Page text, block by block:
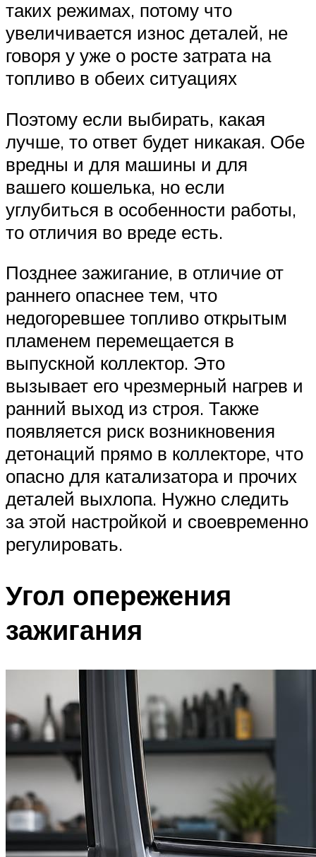
таких режимах, потому что
увеличивается износ деталей, не
говоря у уже о росте затрата на
топливо в обеих ситуациях
Поэтому если выбирать, какая
лучше, то ответ будет никакая. Обе
вредны и для машины и для
вашего кошелька, но если
углубиться в особенности работы,
то отличия во вреде есть.
Позднее зажигание, в отличие от
раннего опаснее тем, что
недогоревшее топливо открытым
пламенем перемещается в
выпускной коллектор. Это
вызывает его чрезмерный нагрев и
ранний выход из строя. Также
появляется риск возникновения
детонаций прямо в коллекторе, что
опасно для катализатора и прочих
деталей выхлопа. Нужно следить
за этой настройкой и своевременно
регулировать.
Угол опережения
зажигания